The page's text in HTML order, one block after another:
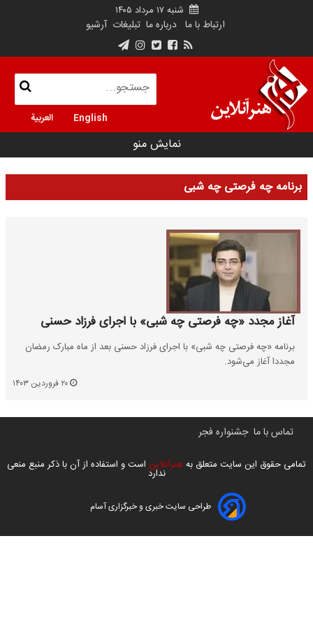
شنبه ۱۷ مرداد ۱۴۰۵
ارتباط با ما درباره ما تبلیغات آرشیو
English العربية
نمایش منو
برنامه چه فرصتی چه شبی
آغاز مجدد «چه فرصتی چه شبی» با اجرای فرزاد حسنی
برنامه «چه فرصتی چه شبی» با اجرای فرزاد حسنی بعد از ماه مبارک رمضان
مجددا آغاز می‌شود.
تماس با ما جشنواره فجر
تمامی حقوق این سایت متعلق به هنرآنلاین است و استفاده از آن با ذکر منبع منعی
ندارد
طراحی سایت خبری و خبرگزاری آسام